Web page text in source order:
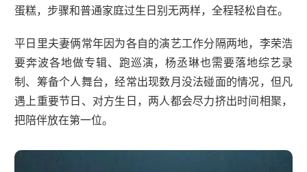
蛋糕，步骤和普通家庭过生日别无两样，全程轻松自在。
平日里夫妻俩常年因为各自的演艺工作分隔两地，李荣浩
要奔波各地做专辑、跑巡演，杨丞琳也需要落地综艺录
制、筹备个人舞台，经常出现数月没法碰面的情况，但凡
遇上重要节日、对方生日，两人都会尽力挤出时间相聚，
把陪伴放在第一位。